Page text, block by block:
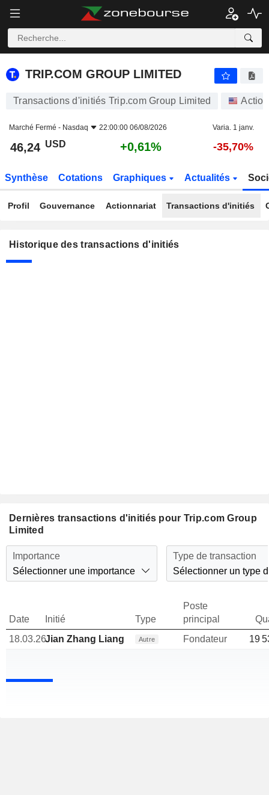
TRIP.COM GROUP LIMITED
TRIP.COM GROUP LIMITED
Transactions d'initiés Trip.com Group Limited
Marché Fermé - Nasdaq 22:00:00 06/08/2026 Varia. 1 janv.
46,24 USD +0,61% -35,70%
Synthèse Cotations Graphiques Actualités
Profil Gouvernance Actionnariat Transactions d'initiés
Historique des transactions d'initiés
Dernières transactions d'initiés pour Trip.com Group
Limited
Importance
Sélectionner une importance
Type de transaction
Sélectionner un type
Date Initié Type
Poste
principal
18.03.26Jian Zhang Liang Autre Fondateur 19